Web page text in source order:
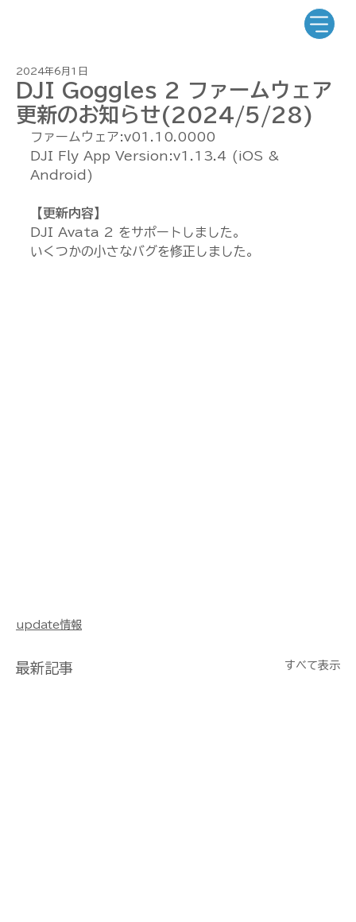
DJI Goggles 2 ファームウェア
更新のお知らせ(2024/5/28)
2024年6月1日
ファームウェア:v01.10.0000
DJI Fly App Version:v1.13.4 (iOS &
Android)
【更新内容】
DJI Avata 2 をサポートしました。
いくつかの小さなバグを修正しました。
update情報
最新記事 すべて表示